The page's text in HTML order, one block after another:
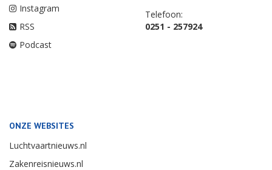
Instagram
RSS
Podcast
Telefoon:
0251 - 257924
ONZE WEBSITES
Luchtvaartnieuws.nl
Zakenreisnieuws.nl